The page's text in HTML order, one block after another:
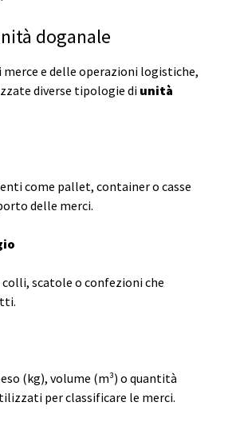
doganale
merce e delle operazioni logistiche,
diverse tipologie di unità
come pallet, container o casse
delle merci.
scatole o confezioni che
(kg), volume (m³) o quantità
per classificare le merci.